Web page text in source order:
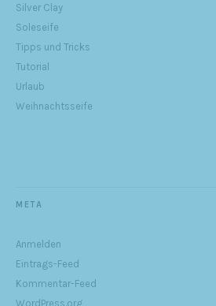
Silver Clay
Soleseife
Tipps und Tricks
Tutorial
Urlaub
Weihnachtsseife
META
Anmelden
Eintrags-Feed
Kommentar-Feed
WordPress.org